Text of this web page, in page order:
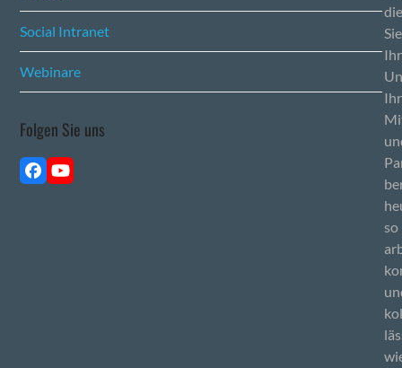
Social Intranet
Webinare
Folgen Sie uns
Facebook
YouTube
Ihr
so